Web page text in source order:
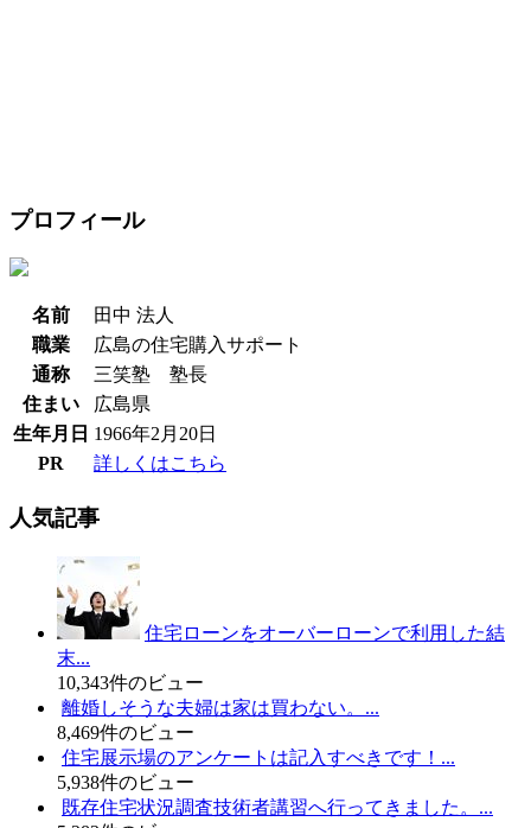
プロフィール
名前
田中 法人
職業
広島の住宅購入サポート
通称
三笑塾 塾長
住まい
広島県
生年月日 1966年2月20日
PR
詳しくはこちら
人気記事
住宅ローンをオーバーローンで利用した結
末...
10,343件のビュー
離婚しそうな夫婦は家は買わない。...
8,469件のビュー
住宅展示場のアンケートは記入すべきです！...
5,938件のビュー
既存住宅状況調査技術者講習へ行ってきました。...